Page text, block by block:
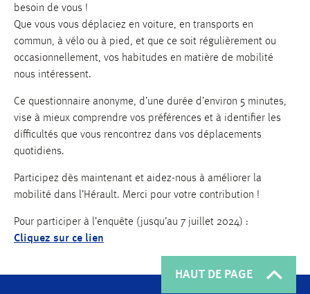
besoin de vous !
Que vous vous déplaciez en voiture, en transports en
commun, à vélo ou à pied, et que ce soit régulièrement ou
occasionnellement, vos habitudes en matière de mobilité
nous intéressent.
Ce questionnaire anonyme, d’une durée d’environ 5 minutes,
vise à mieux comprendre vos préférences et à identifier les
difficultés que vous rencontrez dans vos déplacements
quotidiens.
Participez dès maintenant et aidez-nous à améliorer la
mobilité dans l’Hérault. Merci pour votre contribution !
Pour participer à l’enquête (jusqu’au 7 juillet 2024) :
Cliquez sur ce lien
HAUT DE PAGE